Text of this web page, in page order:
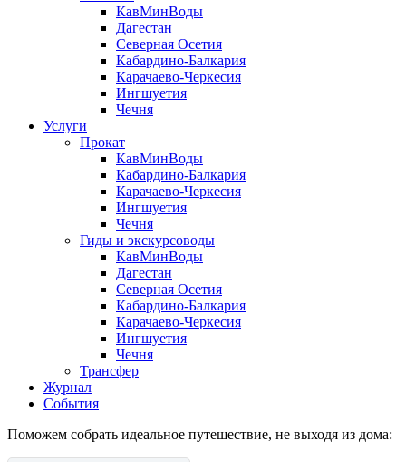
КавМинВоды
Дагестан
Северная Осетия
Кабардино-Балкария
Карачаево-Черкесия
Ингшуетия
Чечня
Услуги
Прокат
КавМинВоды
Кабардино-Балкария
Карачаево-Черкесия
Ингшуетия
Чечня
Гиды и экскурсоводы
КавМинВоды
Дагестан
Северная Осетия
Кабардино-Балкария
Карачаево-Черкесия
Ингшуетия
Чечня
Трансфер
Журнал
События
Поможем собрать идеальное путешествие, не выходя из дома: